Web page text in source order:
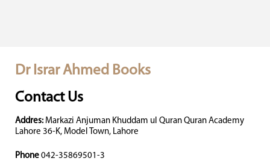
Dr Israr Ahmed Books
Contact Us
Addres: Markazi Anjuman Khuddam ul Quran Quran Academy
Lahore 36-K, Model Town, Lahore
Phone 042-35869501-3